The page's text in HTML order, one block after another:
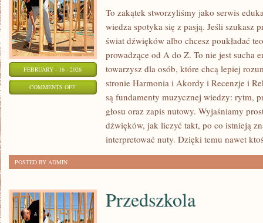
FEBRUARY - 16 - 2026
COMMENTS OFFON
To zakątek stworzyliśmy jako serwis
wiedza spotyka się z pasją. Jeśli szukasz
świat dźwięków albo chcesz poukładać
prowadzące od A do Z. To nie jest sucha
towarzysz dla osób, które chcą lepiej
stronie Harmonia i Akordy i Recenzje i
są fundamenty muzycznej wiedzy: rytm,
głosu oraz zapis nutowy. Wyjaśniamy
dźwięków, jak liczyć takt, po co istnieją
interpretować nuty. Dzięki temu nawet
POSTED BY ADMIN
Przedszkola